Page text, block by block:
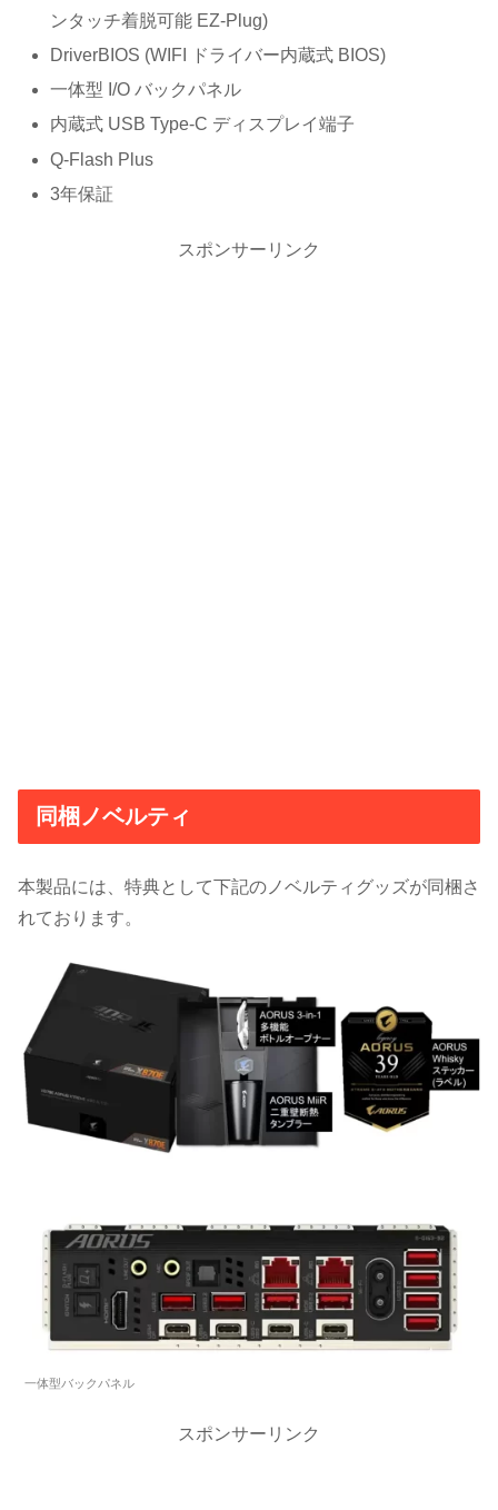
ンタッチ着脱可能 EZ-Plug)
DriverBIOS (WIFI ドライバー内蔵式 BIOS)
一体型 I/O バックパネル
内蔵式 USB Type-C ディスプレイ端子
Q-Flash Plus
3年保証
スポンサーリンク
同梱ノベルティ
本製品には、特典として下記のノベルティグッズが同梱さ
れております。
一体型バックパネル
スポンサーリンク